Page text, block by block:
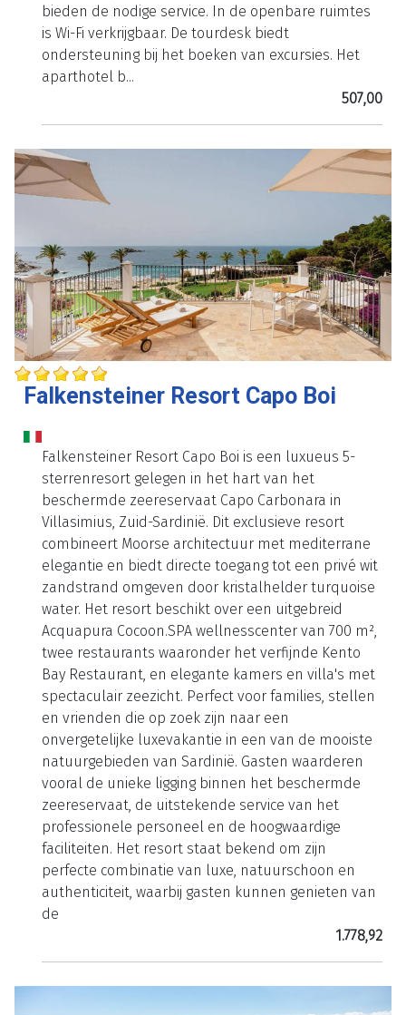
bieden de nodige service. In de openbare ruimtes
is Wi-Fi verkrijgbaar. De tourdesk biedt
ondersteuning bij het boeken van excursies. Het
aparthotel b...
507,00
Falkensteiner Resort Capo Boi
Falkensteiner Resort Capo Boi is een luxueus 5-
sterrenresort gelegen in het hart van het
beschermde zeereservaat Capo Carbonara in
Villasimius, Zuid-Sardinië. Dit exclusieve resort
combineert Moorse architectuur met mediterrane
elegantie en biedt directe toegang tot een privé wit
zandstrand omgeven door kristalhelder turquoise
water. Het resort beschikt over een uitgebreid
Acquapura Cocoon.SPA wellnesscenter van 700 m²,
twee restaurants waaronder het verfijnde Kento
Bay Restaurant, en elegante kamers en villa's met
spectaculair zeezicht. Perfect voor families, stellen
en vrienden die op zoek zijn naar een
onvergetelijke luxevakantie in een van de mooiste
natuurgebieden van Sardinië. Gasten waarderen
vooral de unieke ligging binnen het beschermde
zeereservaat, de uitstekende service van het
professionele personeel en de hoogwaardige
faciliteiten. Het resort staat bekend om zijn
perfecte combinatie van luxe, natuurschoon en
authenticiteit, waarbij gasten kunnen genieten van
de
1.778,92